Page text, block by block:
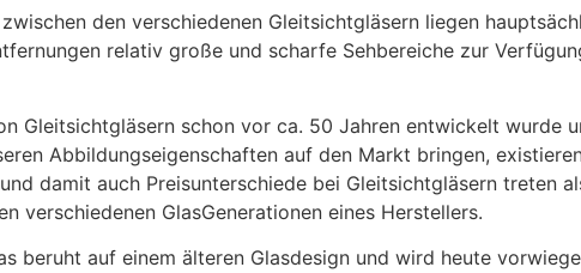
den verschiedenen Gleitsichtgläsern liegen
relativ große und scharfe Sehbereiche zur
Gleitsichtgläsern schon vor ca. 50 Jahren entwickelt wurde
Abbildungseigenschaften auf den Markt bringen,
damit auch Preisunterschiede bei Gleitsichtgläsern treten
verschiedenen GlasGenerationen eines Herstellers.
beruht auf einem älteren Glasdesign und wird heute